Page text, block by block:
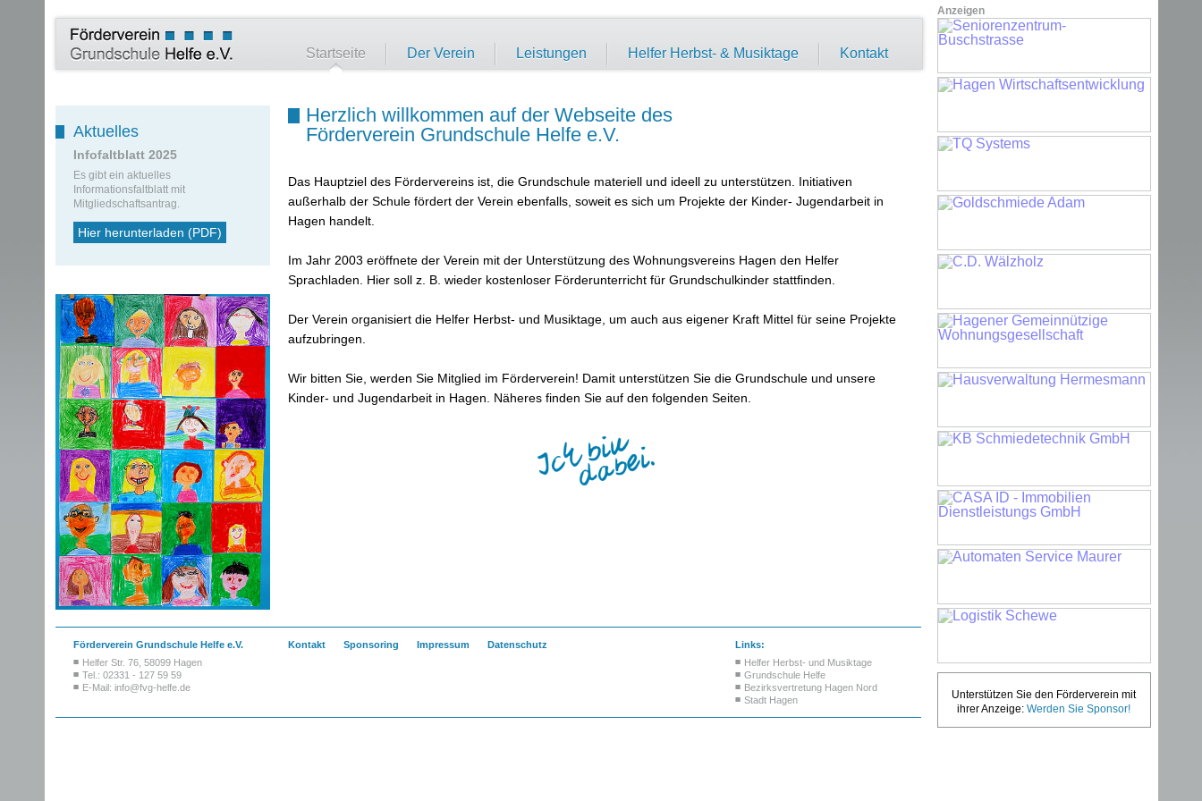
Startseite Der Verein Leistungen Helfer Herbst- & Musiktage Kontakt
Anzeigen
Unterstützen Sie den Förderverein mit
ihrer Anzeige: Werden Sie Sponsor!
Aktuelles
Infofaltblatt 2025
Es gibt ein aktuelles
Informationsfaltblatt mit
Mitgliedschaftsantrag.
Hier herunterladen (PDF)
Herzlich willkommen auf der Webseite des
Förderverein Grundschule Helfe e.V.
Das Hauptziel des Fördervereins ist, die Grundschule materiell und ideell zu unterstützen. Initiativen
außerhalb der Schule fördert der Verein ebenfalls, soweit es sich um Projekte der Kinder- Jugendarbeit in
Hagen handelt.
Im Jahr 2003 eröffnete der Verein mit der Unterstützung des Wohnungsvereins Hagen den Helfer
Sprachladen. Hier soll z. B. wieder kostenloser Förderunterricht für Grundschulkinder stattfinden.
Der Verein organisiert die Helfer Herbst- und Musiktage, um auch aus eigener Kraft Mittel für seine Projekte
aufzubringen.
Wir bitten Sie, werden Sie Mitglied im Förderverein! Damit unterstützen Sie die Grundschule und unsere
Kinder- und Jugendarbeit in Hagen. Näheres finden Sie auf den folgenden Seiten.
Förderverein Grundschule Helfe e.V.
Helfer Str. 76, 58099 Hagen
Tel.: 02331 - 127 59 59
E-Mail: info@fvg-helfe.de
Kontakt Sponsoring Impressum Datenschutz
Links:
Helfer Herbst- und Musiktage
Grundschule Helfe
Bezirksvertretung Hagen Nord
Stadt Hagen